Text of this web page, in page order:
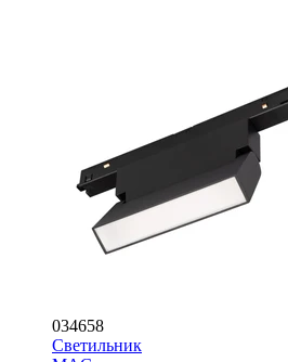
034658
Светильник